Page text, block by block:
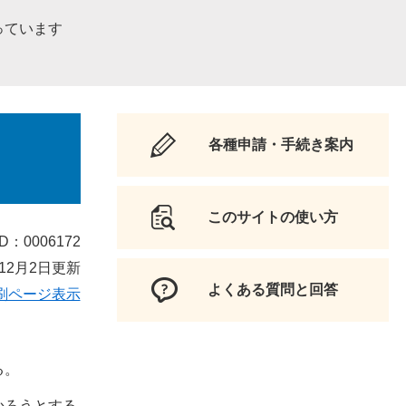
ています
：0006172
月2日更新
ページ表示
各種申請・手続き案内
このサイトの使い方
よくある質問と回答